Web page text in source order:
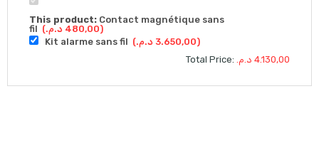
This product: Contact magnétique sans
fil ( 480,00 د.م.
)
Kit alarme sans fil ( 3.650,00 د.م.
)
Total Price:
4.130,00 د.م.